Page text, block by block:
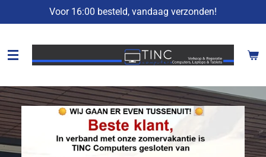
direct
de
Voor 16:00 besteld, vandaag verzonden!